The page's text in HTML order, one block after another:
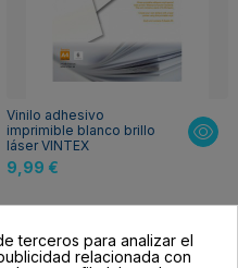
Vinilo adhesivo
imprimible blanco brillo
láser VINTEX
9,99 €
terceros para analizar el
relacionada con